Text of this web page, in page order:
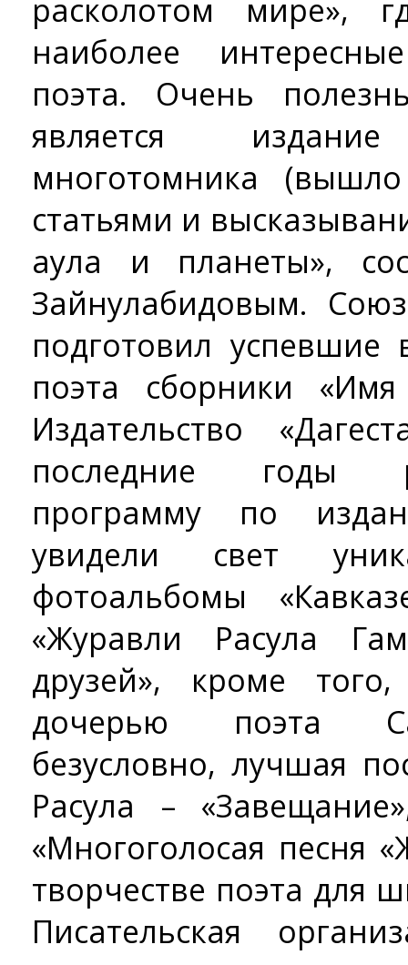
расколотом мире»,
наиболее
поэта. Очень
является издание
многотомника
статьями и
аула и планеты»,
Зайнулабидовым.
подготовил
поэта сборники
Издательство
последние годы
программу по
увидели свет
фотоальбомы
«Журавли Расула
друзей», кроме
дочерью поэта
безусловно, лучшая
Расула –
«Многоголосая песня
творчестве поэта для
Писательская